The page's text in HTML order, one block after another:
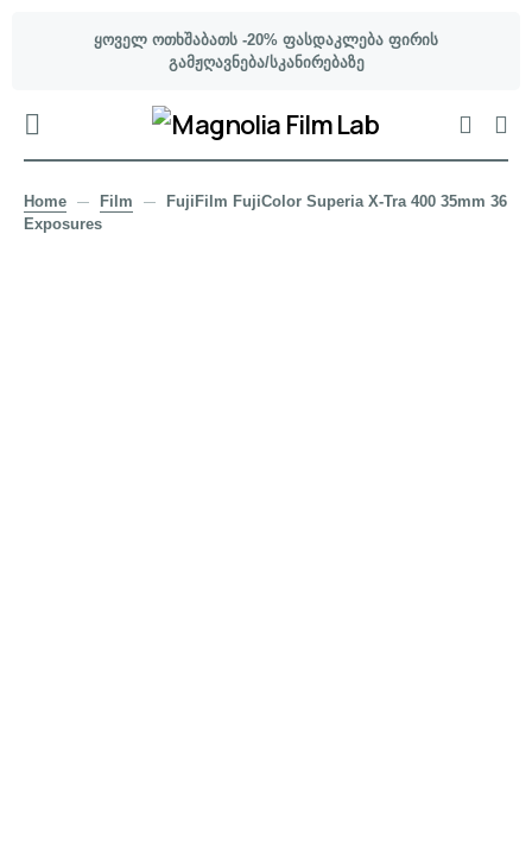
ყოველ ოთხშაბათს -20% ფასდაკლება ფირის
გამჟღავნება/სკანირებაზე
Home Film
FujiFilm FujiColor Superia X-Tra 400 35mm 36
Exposures